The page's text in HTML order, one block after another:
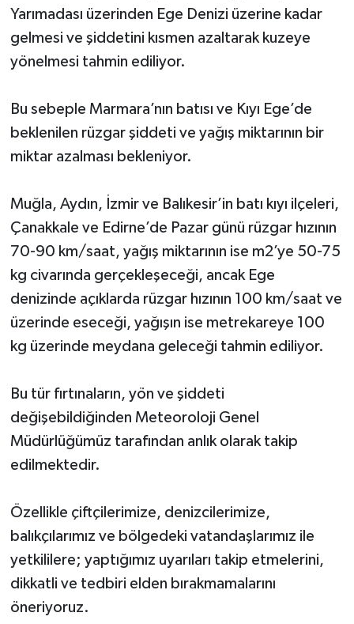
Yarımadası üzerinden Ege Denizi üzerine kadar
gelmesi ve şiddetini kısmen azaltarak kuzeye
yönelmesi tahmin ediliyor.
Bu sebeple Marmara’nın batısı ve Kıyı Ege’de
beklenilen rüzgar şiddeti ve yağış miktarının bir
miktar azalması bekleniyor.
Muğla, Aydın, İzmir ve Balıkesir’in batı kıyı ilçeleri,
Çanakkale ve Edirne’de Pazar günü rüzgar hızının
70-90 km/saat, yağış miktarının ise m2’ye 50-75
kg civarında gerçekleşeceği, ancak Ege
denizinde açıklarda rüzgar hızının 100 km/saat ve
üzerinde eseceği, yağışın ise metrekareye 100
kg üzerinde meydana geleceği tahmin ediliyor.
Bu tür fırtınaların, yön ve şiddeti
değişebildiğinden Meteoroloji Genel
Müdürlüğümüz tarafından anlık olarak takip
edilmektedir.
Özellikle çiftçilerimize, denizcilerimize,
balıkçılarımız ve bölgedeki vatandaşlarımız ile
yetkililere; yaptığımız uyarıları takip etmelerini,
dikkatli ve tedbiri elden bırakmamalarını
öneriyoruz.